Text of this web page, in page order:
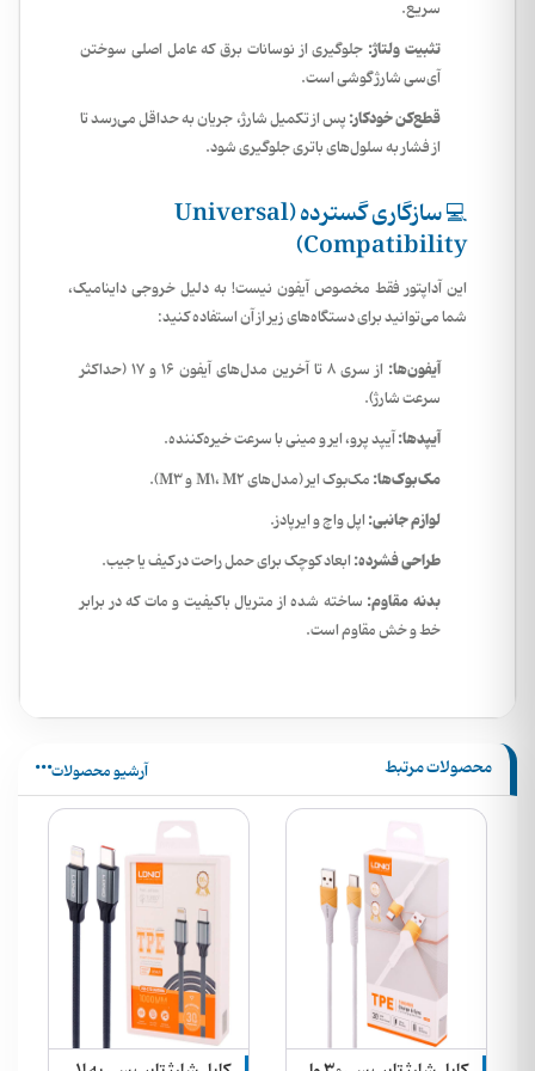
سریع.
تثبیت ولتاژ: جلوگیری از نوسانات برق که عامل اصلی سوختن
آی‌سی شارژ گوشی است.
قطع‌کن خودکار: پس از تکمیل شارژ، جریان به حداقل می‌رسد تا
از فشار به سلول‌های باتری جلوگیری شود.
💻 سازگاری گسترده (Universal
Compatibility)
این آداپتور فقط مخصوص آیفون نیست! به دلیل خروجی داینامیک،
شما می‌توانید برای دستگاه‌های زیر از آن استفاده کنید:
آیفون‌ها:
از سری ۸ تا آخرین مدل‌های آیفون ۱۶ و ۱۷ (حداکثر
سرعت شارژ).
آیپدها:آیپد پرو، ایر و مینی با سرعت خیره‌کننده.
مک‌بوک‌ها: مک‌بوک ایر (مدل‌های M1، M2 و M3).
لوازم جانبی: اپل واچ و ایرپادز.
طراحی فشرده: ابعاد کوچک برای حمل راحت در کیف یا جیب.
بدنه مقاوم: ساخته شده از متریال باکیفیت و مات که در برابر
خط و خش مقاوم است.
محصولات مرتبط آرشیو محصولات